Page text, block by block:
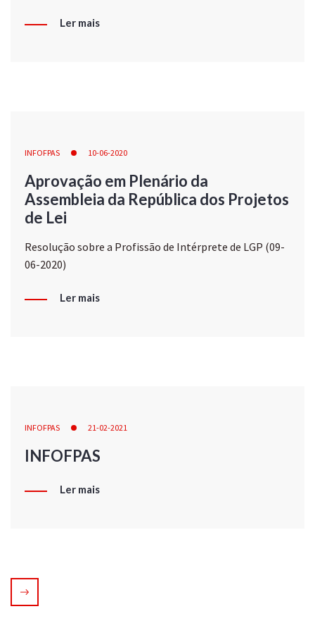
Ler mais
INFOFPAS 10-06-2020
Aprovação em Plenário da
Assembleia da República dos Projetos
de Lei
Resolução sobre a Profissão de Intérprete de LGP (09-
06-2020)
Ler mais
INFOFPAS 21-02-2021
INFOFPAS
Ler mais